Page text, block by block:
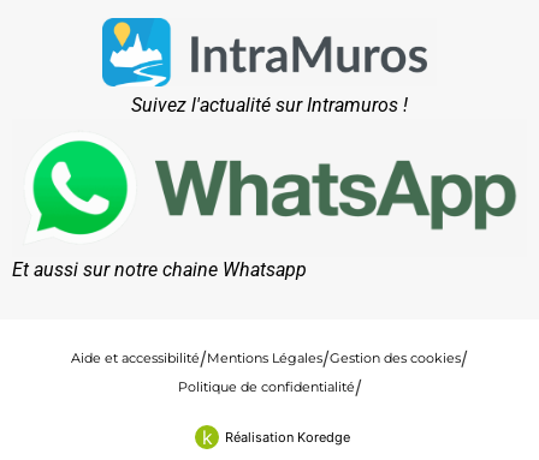
Suivez l'actualité sur Intramuros !
Et aussi sur notre chaine Whatsapp
Aide et accessibilité Mentions Légales Gestion des cookies
Politique de confidentialité
k Réalisation Koredge